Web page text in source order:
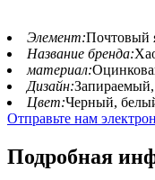
Элемент:Почтовый
Название бренда:
материал:
Дизайн:
Цвет:Черный,
Отправьте нам
Подробная